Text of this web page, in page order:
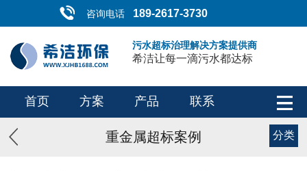
咨询电话 189-2617-3730
污水超标治理解决方案提供商
希洁让每一滴污水都达标
首页 方案 产品 联系
重金属超标案例 分类